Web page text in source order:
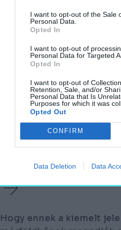
I want to opt-out of the Sale
Personal Data.
Opted In
I want to opt-out of
Personal Data for Targeted
Opted In
I want to opt-out of
Retention, Sale, and/or
Personal Data that Is
Purposes for which it was
Opted Out
CONFIRM
Data Deletion Data
Mostantól a
Hogy ennek a kiemelt